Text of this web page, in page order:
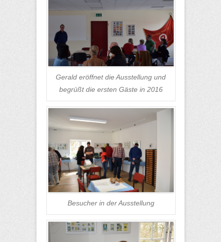
Gerald eröffnet die Ausstellung und
begrüßt die ersten Gäste in 2016
Besucher in der Ausstellung